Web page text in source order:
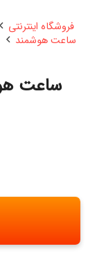
فروشگاه اینترنتی
ساعت هوشمند